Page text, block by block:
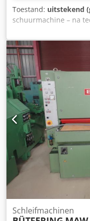
Toestand: uitstekend
schuurmachine – na
Aiper – zeer goede
TECHNISCHE
schuurhoogte: 145
bovenborstel 1
hoogteverstelling
voedersnelheid
pneumatische
hoofdmotoren: 2 x 4
aansluitingen: 4 x 80
210 cm gewicht: ~1300
Schleifmachinen